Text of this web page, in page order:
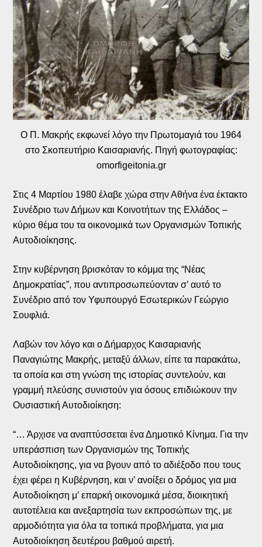
Ο Π. Μακρής εκφωνεί λόγο την Πρωτομαγιά του 1964
στο Σκοπευτήριο Καισαριανής. Πηγή φωτογραφίας:
omorfigeitonia.gr
Στις 4 Μαρτίου 1980 έλαβε χώρα στην Αθήνα ένα έκτακτο
Συνέδριο των Δήμων και Κοινοτήτων της Ελλάδος –
κύριο θέμα του τα οικονομικά των Οργανισμών Τοπικής
Αυτοδιοίκησης.
Στην κυβέρνηση βρισκόταν το κόμμα της “Νέας
Δημοκρατίας”, που αντιπροσωπεύονταν σ’ αυτό το
Συνέδριο από τον Υφυπουργό Εσωτερικών Γεώργιο
Σουφλιά.
Λαβών τον λόγο και ο Δήμαρχος Καισαριανής
Παναγιώτης Μακρής, μεταξύ άλλων, είπε τα παρακάτω,
τα οποία και στη γνώση της ιστορίας συντελούν, και
γραμμή πλεύσης συνιστούν για όσους επιδιώκουν την
Ουσιαστική Αυτοδιοίκηση:
“… Άρχισε να αναπτύσσεται ένα Δημοτικό Κίνημα. Για την
υπεράσπιση των Οργανισμών της Τοπικής
Αυτοδιοίκησης, για να βγουν από το αδιέξοδο που τους
έχει φέρει η Κυβέρνηση, και ν’ ανοίξει ο δρόμος για μια
Αυτοδιοίκηση μ’ επαρκή οικονομικά μέσα, διοικητική
αυτοτέλεια και ανεξαρτησία των εκπροσώπων της, με
αρμοδιότητα για όλα τα τοπικά προβλήματα, για μια
Αυτοδιοίκηση δευτέρου βαθμού αιρετή.